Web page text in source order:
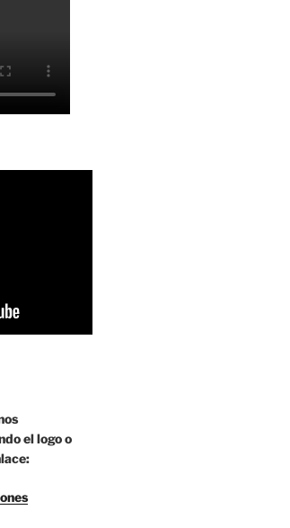
el logo o